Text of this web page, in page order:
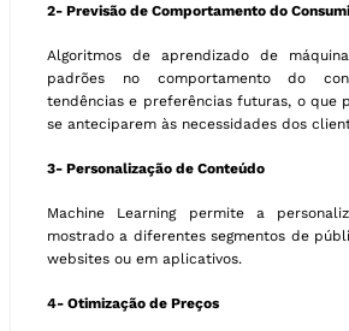
2- Previsão de Comportamento do
Algoritmos de aprendizado de
padrões no comportamento do
tendências e preferências futuras, o que
se anteciparem às necessidades dos
3- Personalização de Conteúdo
Machine Learning permite a
mostrado a diferentes segmentos de
websites ou em aplicativos.
4- Otimização de Preços